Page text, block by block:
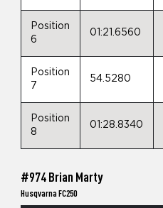
Position
6
01:21.6560
Position
7
54.5280
Position
8
01:28.8340
#974 Brian Marty
Husqvarna FC250